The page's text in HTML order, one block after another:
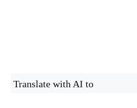
Translate with AI to